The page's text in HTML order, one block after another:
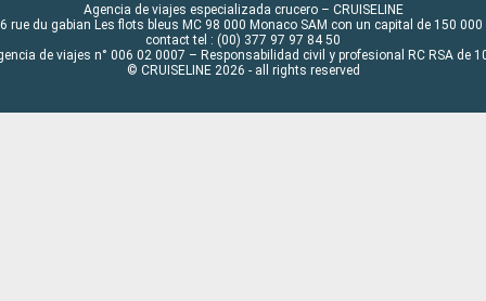
Agencia de viajes especializada crucero – CRUISELINE
rue du gabian Les flots bleus MC 98 000 Monaco SAM con un capital de 150 000
contact tel : (00) 377 97 97 84 50
de viajes n° 006 02 0007 – Responsabilidad civil y profesional RC RSA de
© CRUISELINE 2026 - all rights reserved